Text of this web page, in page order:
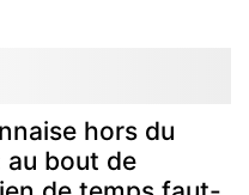
hors du
au bout de